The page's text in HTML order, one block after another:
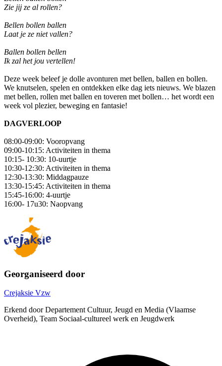
Zie jij ze al rollen?
Bellen bollen ballen
Laat je ze niet vallen?
Ballen bollen bellen
Ik zal het jou vertellen!
Deze week beleef je dolle avonturen met bellen, ballen en bollen.
We knutselen, spelen en ontdekken elke dag iets nieuws. We blazen
met bellen, rollen met ballen en toveren met bollen… het wordt een
week vol plezier, beweging en fantasie!
DAGVERLOOP
08:00-09:00: Vooropvang
09:00-10:15: Activiteiten in thema
10:15- 10:30: 10-uurtje
10:30-12:30: Activiteiten in thema
12:30-13:30: Middagpauze
13:30-15:45: Activiteiten in thema
15:45-16:00: 4-uurtje
16:00- 17u30: Naopvang
Georganiseerd door
Crejaksie Vzw
Erkend door Departement Cultuur, Jeugd en Media (Vlaamse
Overheid), Team Sociaal-cultureel werk en Jeugdwerk